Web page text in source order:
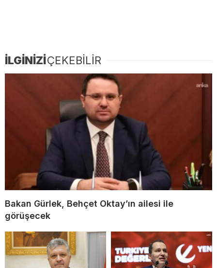
İLGİNİZİÇEKEBİLİR
Bakan Gürlek, Behçet Oktay’ın ailesi ile
görüşecek